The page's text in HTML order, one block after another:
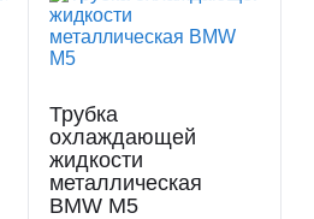
Трубка
охлаждающей
жидкости
металлическая
BMW M5